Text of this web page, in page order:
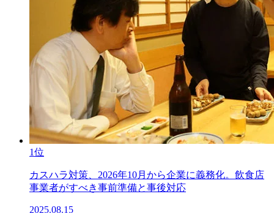
1位
カスハラ対策、2026年10月から企業に義務化。飲食店
事業者がすべき事前準備と事後対応
2025.08.15